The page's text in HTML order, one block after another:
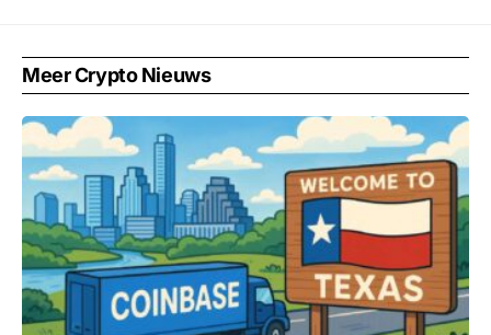
Meer Crypto Nieuws